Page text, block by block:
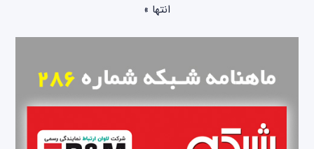
انتها »